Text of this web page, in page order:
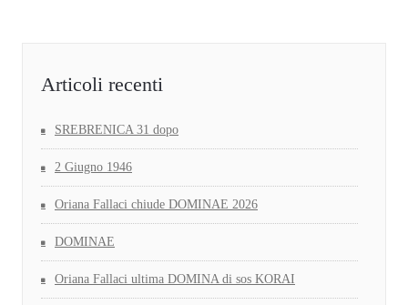
Articoli recenti
SREBRENICA 31 dopo
2 Giugno 1946
Oriana Fallaci chiude DOMINAE 2026
DOMINAE
Oriana Fallaci ultima DOMINA di sos KORAI